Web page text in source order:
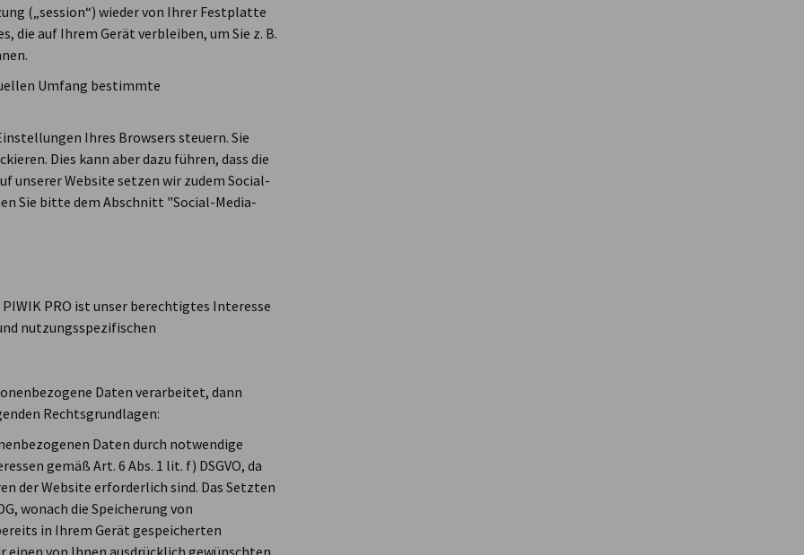
(„session“) wieder von Ihrer Festplatte
die auf Ihrem Gerät verbleiben, um Sie z. B.
Umfang bestimmte
Ihres Browsers steuern. Sie
Dies kann aber dazu führen, dass die
unserer Website setzen wir zudem Social-
Sie bitte dem Abschnitt "Social-Media-
PRO ist unser berechtigtes Interesse
nutzungsspezifischen
Daten verarbeitet, dann
Rechtsgrundlagen:
Daten durch notwendige
gemäß Art. 6 Abs. 1 lit. f) DSGVO, da
der Website erforderlich sind. Das Setzten
wonach die Speicherung von
in Ihrem Gerät gespeicherten
von Ihnen ausdrücklich gewünschten